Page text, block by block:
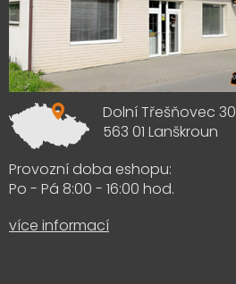
Dolní Třešňovec 30
563 01 Lanškroun
Provozní doba eshopu:
Po - Pá 8:00 - 16:00 hod.
více informací